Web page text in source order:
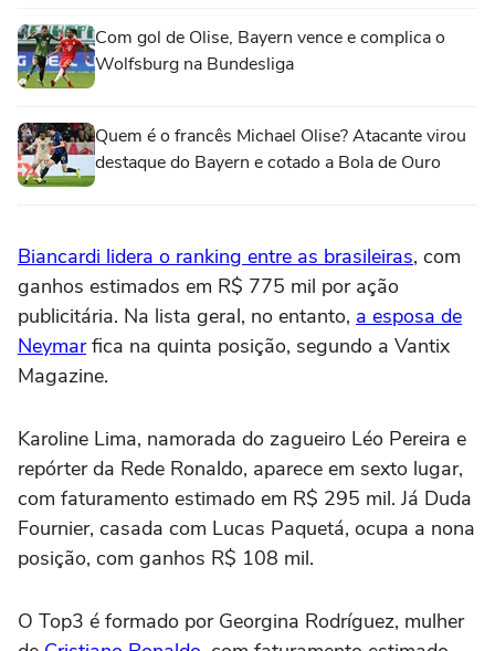
Com gol de Olise, Bayern vence e complica o
Wolfsburg na Bundesliga
Quem é o francês Michael Olise? Atacante virou
destaque do Bayern e cotado a Bola de Ouro
Biancardi lidera o ranking entre as brasileiras, com
ganhos estimados em R$ 775 mil por ação
publicitária. Na lista geral, no entanto, a esposa de
Neymarfica na quinta posição, segundo a Vantix
Magazine.
Karoline Lima, namorada do zagueiro Léo Pereira e
repórter da Rede Ronaldo, aparece em sexto lugar,
com faturamento estimado em R$ 295 mil. Já Duda
Fournier, casada com Lucas Paquetá, ocupa a nona
posição, com ganhos R$ 108 mil.
O Top3 é formado por Georgina Rodríguez, mulher